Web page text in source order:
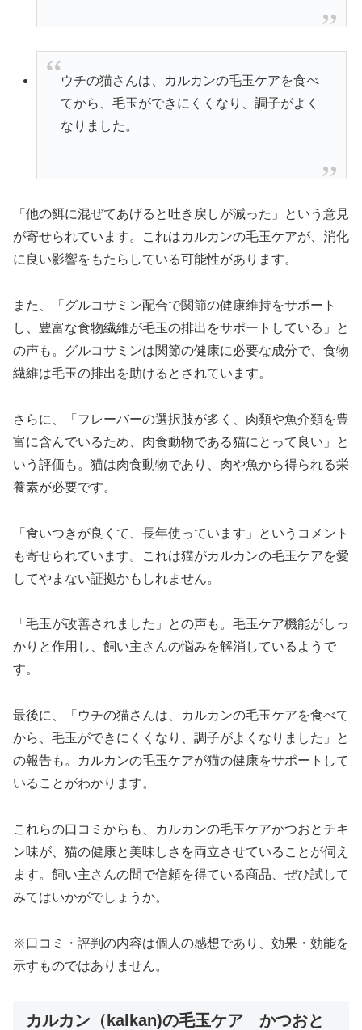
ウチの猫さんは、カルカンの毛玉ケアを食べ
てから、毛玉ができにくくなり、調子がよく
なりました。
「他の餌に混ぜてあげると吐き戻しが減った」という意見
が寄せられています。これはカルカンの毛玉ケアが、消化
に良い影響をもたらしている可能性があります。
また、「グルコサミン配合で関節の健康維持をサポート
し、豊富な食物繊維が毛玉の排出をサポートしている」と
の声も。グルコサミンは関節の健康に必要な成分で、食物
繊維は毛玉の排出を助けるとされています。
さらに、「フレーバーの選択肢が多く、肉類や魚介類を豊
富に含んでいるため、肉食動物である猫にとって良い」と
いう評価も。猫は肉食動物であり、肉や魚から得られる栄
養素が必要です。
「食いつきが良くて、長年使っています」というコメント
も寄せられています。これは猫がカルカンの毛玉ケアを愛
してやまない証拠かもしれません。
「毛玉が改善されました」との声も。毛玉ケア機能がしっ
かりと作用し、飼い主さんの悩みを解消しているようで
す。
最後に、「ウチの猫さんは、カルカンの毛玉ケアを食べて
から、毛玉ができにくくなり、調子がよくなりました」と
の報告も。カルカンの毛玉ケアが猫の健康をサポートして
いることがわかります。
これらの口コミからも、カルカンの毛玉ケアかつおとチキ
ン味が、猫の健康と美味しさを両立させていることが伺え
ます。飼い主さんの間で信頼を得ている商品、ぜひ試して
みてはいかがでしょうか。
※口コミ・評判の内容は個人の感想であり、効果・効能を
示すものではありません。
カルカン（kalkan)の毛玉ケア かつおと